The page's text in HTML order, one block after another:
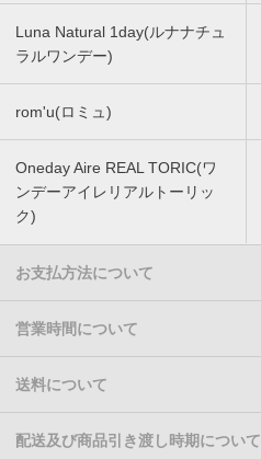
Luna Natural 1day(ルナナチュ
ラルワンデー)
rom'u(ロミュ)
Oneday Aire REAL TORIC(ワ
ンデーアイレリアルトーリッ
ク)
お支払方法について
営業時間について
送料について
配送及び商品引き渡し時期について